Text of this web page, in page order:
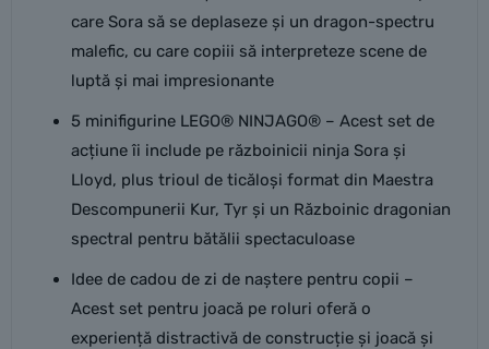
care Sora să se deplaseze și un dragon-spectru
malefic, cu care copiii să interpreteze scene de
luptă și mai impresionante
5 minifigurine LEGO® NINJAGO® – Acest set de
acțiune îi include pe războinicii ninja Sora și
Lloyd, plus trioul de ticăloși format din Maestra
Descompunerii Kur, Tyr și un Războinic dragonian
spectral pentru bătălii spectaculoase
Idee de cadou de zi de naștere pentru copii –
Acest set pentru joacă pe roluri oferă o
experiență distractivă de construcție și joacă și